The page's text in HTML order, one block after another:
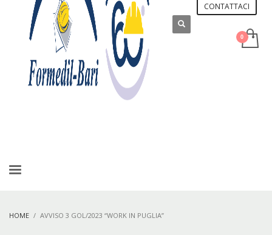
CONTATTACI
HOME AVVISO 3 GOL/2023 “WORK IN PUGLIA”